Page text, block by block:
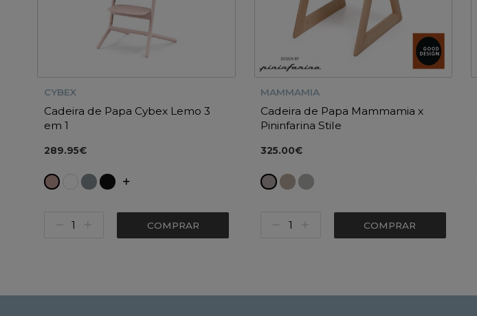
CYBEX
Cadeira de Papa Cybex Lemo 3
em 1
289.95€
COMPRAR
MAMMAMIA
Cadeira de Papa Mammamia x
Pininfarina Stile
325.00€
COMPRAR